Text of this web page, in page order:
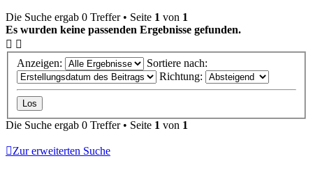
Die Suche ergab 0 Treffer • Seite 1 von 1
Es wurden keine passenden Ergebnisse gefunden.
Anzeigen:
Sortiere nach:
Richtung:
Die Suche ergab 0 Treffer • Seite 1 von 1
Zur erweiterten Suche